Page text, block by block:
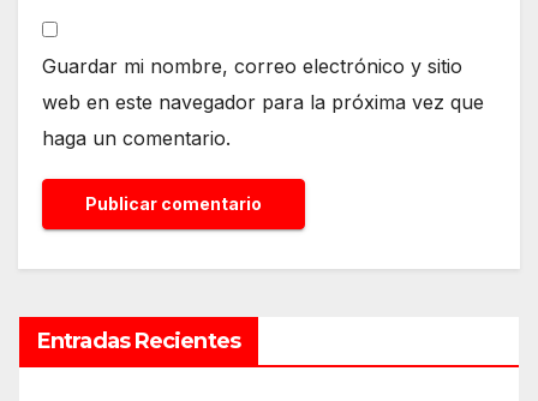
Guardar mi nombre, correo electrónico y sitio
web en este navegador para la próxima vez que
haga un comentario.
Entradas Recientes